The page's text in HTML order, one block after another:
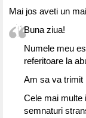
Mai jos aveti un
Buna ziua!
Numele meu
referitoare la
Am sa va trimit
Cele mai multe
semnaturi